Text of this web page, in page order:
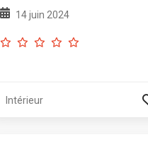
14 juin 2024
Intérieur